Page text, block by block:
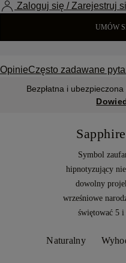
Zaloguj się / Zarejestruj
UMÓW
OpinieCzęsto zadawane
Bezpłatna i
Symbol
hipnotyzujący
dowolny
wrześniowe
świętować 5
Naturalny